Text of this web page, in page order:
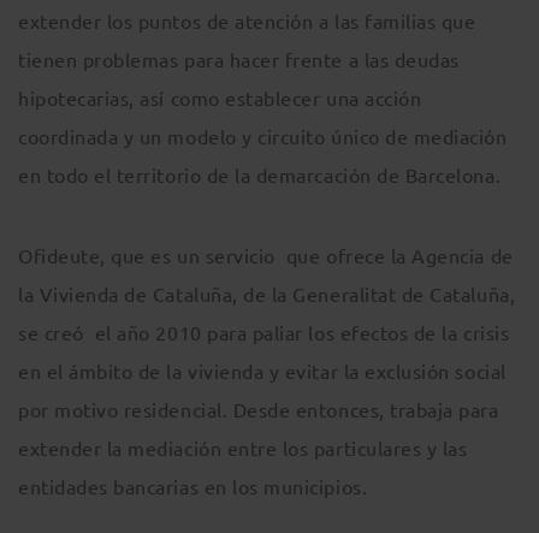
extender los puntos de atención a las familias que
tienen problemas para hacer frente a las deudas
hipotecarias, así como establecer una acción
coordinada y un modelo y circuito único de mediación
en todo el territorio de la demarcación de Barcelona.
Ofideute, que es un servicio que ofrece la Agencia de
la Vivienda de Cataluña, de la Generalitat de Cataluña,
se creó el año 2010 para paliar los efectos de la crisis
en el ámbito de la vivienda y evitar la exclusión social
por motivo residencial. Desde entonces, trabaja para
extender la mediación entre los particulares y las
entidades bancarias en los municipios.